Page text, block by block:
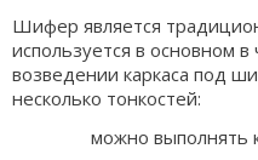
Шифер является
используется в основном
возведении каркаса под
несколько тонкостей:
можно выполнять